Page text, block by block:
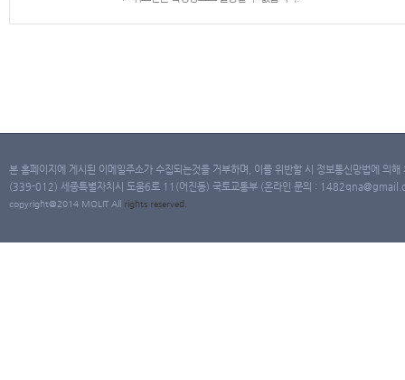
본 홈페이지에 게시된 이메일주소가 수집되는것을 거부하며, 이를 위반할 시 정보통신망법에 의
(339-012) 세종특별자치시 도움6로 11(어진동) 국토교통부 (온라인 문의 :
copyright@2014 MOLIT All rights reserved.